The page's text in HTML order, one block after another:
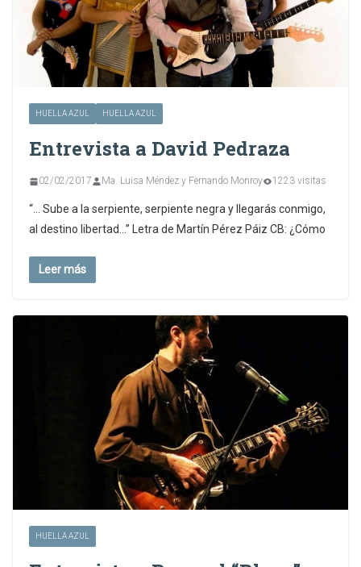
HUELLA AZUL HUELLA AZUL
Entrevista a David Pedraza
02/02/2017 Ma. Luisa Méndez y Fernando Monroy 1223 visitas
“… Sube a la serpiente, serpiente negra y llegarás conmigo,
al destino libertad…” Letra de Martín Pérez Páiz CB: ¿Cómo
Leer más
HUELLA AZUL